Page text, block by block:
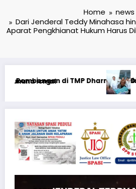
Home
news
Dari Jenderal Teddy Minahasa
Aparat Pengkhianat Hukum Harus
Peringatan HUT ke-1
Tinjau Penanganan Korban
Pencerahan